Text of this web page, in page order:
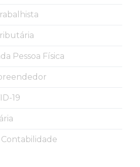
Pessoa Física
19